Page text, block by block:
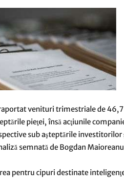
venituri trimestriale de
pieţei, însă acţiunile
sub aşteptările
semnată de Bogdan
pentru cipuri destinate